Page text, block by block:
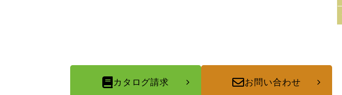
カタログ請求 お問い合わせ